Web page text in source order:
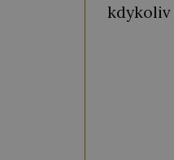
kdykoliv